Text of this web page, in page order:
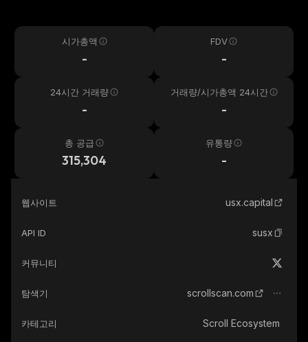
시가총액
-
FDV
-
24시간 거래량
-
거래량/시가총액 24시간
-
총 공급
315,304
유통량
-
웹사이트 usx.capital
API ID susx
커뮤니티
탐색기 scrollscan.com
카테고리 Scroll Ecosystem